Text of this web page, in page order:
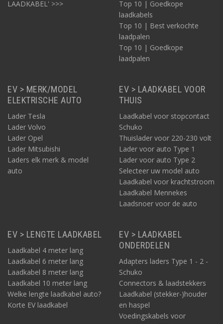
LAADKABEL' >>>
Top 10 | Goedkope
laadkabels
Top 10 | Best verkochte
laadpalen
Top 10 | Goedkope
laadpalen
EV > MERK/MODEL
ELEKTRISCHE AUTO
Lader Tesla
Lader Volvo
Lader Opel
Lader Mitsubishi
Laders elk merk & model
auto
EV > LAADKABEL VOOR
THUIS
Laadkabel voor stopcontact
Schuko
Thuislader voor 220-230 volt
Lader voor auto Type 1
Lader voor auto Type 2
Selecteer uw model auto
Laadkabel voor krachtstroom
Laadkabel Mennekes
Laadsnoer voor de auto
EV > LENGTE LAADKABEL
Laadkabel 4 meter lang
Laadkabel 6 meter lang
Laadkabel 8 meter lang
Laadkabel 10 meter lang
Welke lengte laadkabel auto?
Korte EV laadkabel
EV > LAADKABEL
ONDERDELEN
Adapters laders Type 1 - 2 -
Schuko
Connectors & laadstekkers
Laadkabel (stekker-)houder
en haspel
Voedingskabels voor